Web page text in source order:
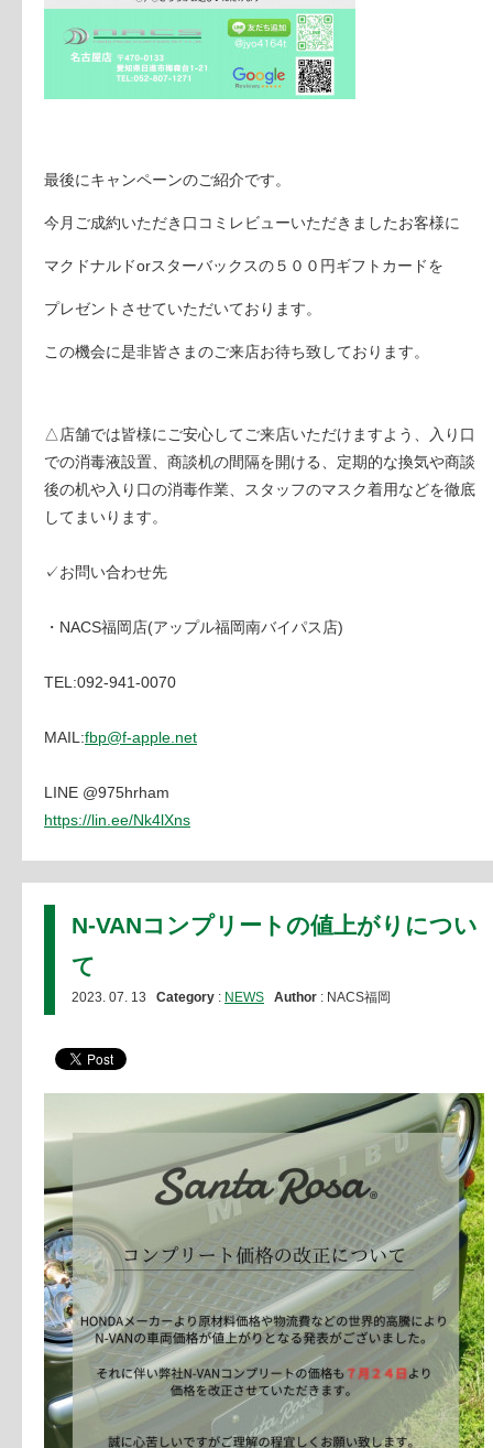
最後にキャンペーンのご紹介です。
今月ご成約いただき口コミレビューいただきましたお客様に
マクドナルドorスターバックスの５００円ギフトカードを
プレゼントさせていただいております。
この機会に是非皆さまのご来店お待ち致しております。
△店舗では皆様にご安心してご来店いただけますよう、入り口
での消毒液設置、商談机の間隔を開ける、定期的な換気や商談
後の机や入り口の消毒作業、スタッフのマスク着用などを徹底
してまいります。
✓お問い合わせ先
・NACS福岡店(アップル福岡南バイパス店)
TEL:092-941-0070
MAIL:fbp@f-apple.net
LINE @975hrham
https://lin.ee/Nk4lXns
N-VANコンプリートの値上がりについ
て
2023. 07. 13 Category : NEWS Author : NACS福岡